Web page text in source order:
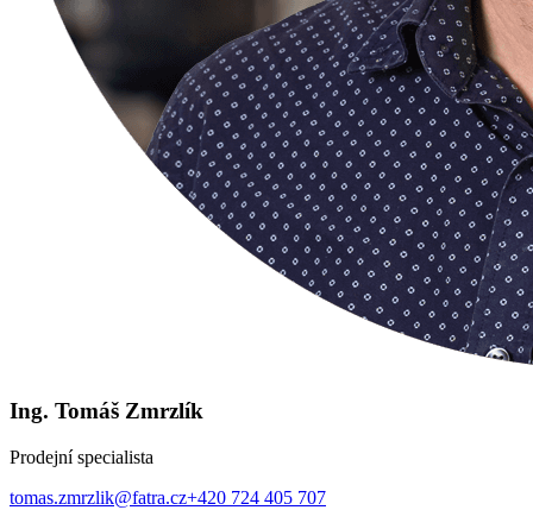
Ing. Tomáš Zmrzlík
Prodejní specialista
tomas.zmrzlik@fatra.cz+420 724 405 707